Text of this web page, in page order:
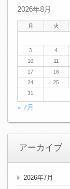
2026年8月
月 火
3
4
10
11
17
18
24
25
31
« 7月
アーカイブ
2026年7月